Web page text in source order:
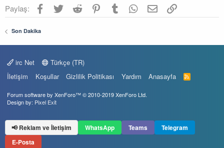
Paylaş: Facebook
TwitterReddit PinterestTumblr WhatsApp
E-postaLink
Son Dakika
irc Net
Türkçe (TR)
İletişim
Koşullar Gizlilik Politikası Yardım Anasayfa
R
S
Forum software by XenForo™© 2010-2019 XenForo Ltd.
Design by: Pixel Exit
📢 Reklam ve İletişim WhatsApp Teams
Telegram
E-Posta